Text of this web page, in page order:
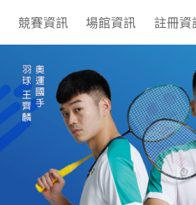
競賽資訊 場館資訊 註冊資